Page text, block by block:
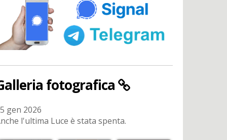
fotografica
gen 2026
l'ultima Luce è stata spenta.